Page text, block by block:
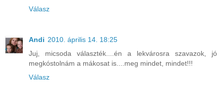
Válasz
Andi 2010. április 14. 18:25
Juj, micsoda választék....én a lekvárosra szavazok, jó
megkóstolnám a mákosat is....meg mindet, mindet!!!
Válasz